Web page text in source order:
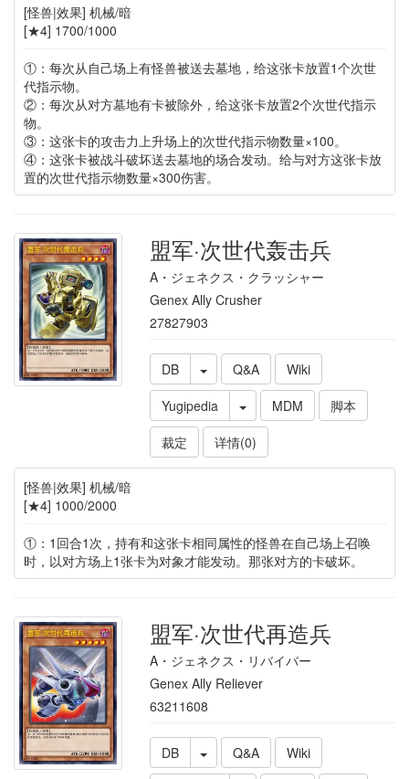
[怪兽|效果] 机械/暗
[★4] 1700/1000
①：每次从自己场上有怪兽被送去墓地，给这张卡放置1个次世
代指示物。
②：每次从对方墓地有卡被除外，给这张卡放置2个次世代指示
物。
③：这张卡的攻击力上升场上的次世代指示物数量×100。
④：这张卡被战斗破坏送去墓地的场合发动。给与对方这张卡放
置的次世代指示物数量×300伤害。
盟军·次世代轰击兵
A・ジェネクス・クラッシャー
Genex Ally Crusher
27827903
DB Q&A
Wiki
Yugipedia
MDM
脚本
裁定
详情(0)
[怪兽|效果] 机械/暗
[★4] 1000/2000
①：1回合1次，持有和这张卡相同属性的怪兽在自己场上召唤
时，以对方场上1张卡为对象才能发动。那张对方的卡破坏。
盟军·次世代再造兵
A・ジェネクス・リバイバー
Genex Ally Reliever
63211608
DB Q&A
Wiki